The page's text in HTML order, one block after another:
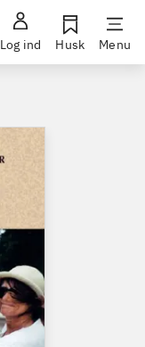
Log ind Husk Menu